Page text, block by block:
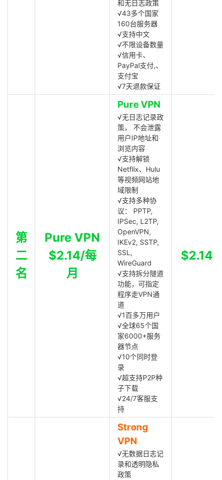
和无日志政策
√43多个国家
160台服务器
√支持中文
√不限设备数量
√信用卡、
PayPal支付,、
支付宝
√7天退款保证
第
二
名
Pure VPN
$2.14/每
月
Pure VPN
√无日志记录政
策， 不会泄露
用户IP地址和
浏览内容
√支持解锁
Netflix、Hulu
等视频网站地
域限制
√支持多种协
议： PPTP,
IPSec, L2TP,
OpenVPN,
IKEv2, SSTP,
SSL,
WireGuard
√支持拆分隧道
功能，可指定
程序走VPN通
道
√1百多万用户
√全球65个国
家6000+服务
器节点
√10个同时登
录
√超支持P2P种
子下载
√24/7客服支
持
$2.14
Strong
VPN
√无数据日志记
录和透明隐私
政策